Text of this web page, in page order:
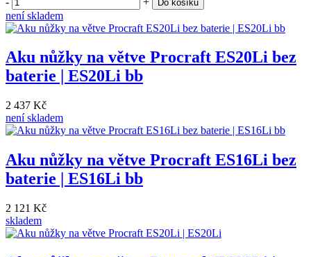
Do košíku
není skladem
Aku nůžky na větve Procraft ES20Li bez
baterie | ES20Li bb
2 437 Kč
není skladem
Aku nůžky na větve Procraft ES16Li bez
baterie | ES16Li bb
2 121 Kč
skladem